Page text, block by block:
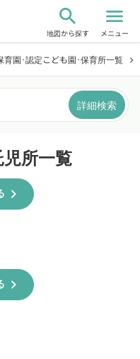
search
地図から探す
menu
メニュー
育園･認定こども園･保育所一覧 chevron_right
詳細検索
所一覧
chevron_right
chevron_right